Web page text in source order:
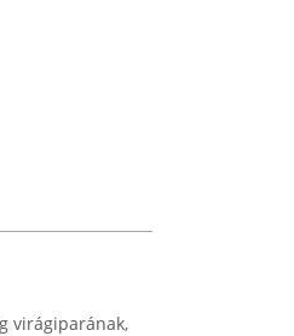
virágiparának,